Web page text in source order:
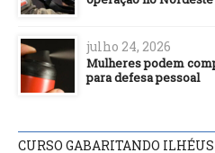
julho 24, 2026
Mulheres podem
para defesa pessoal
CURSO GABARITANDO ILHÉUS